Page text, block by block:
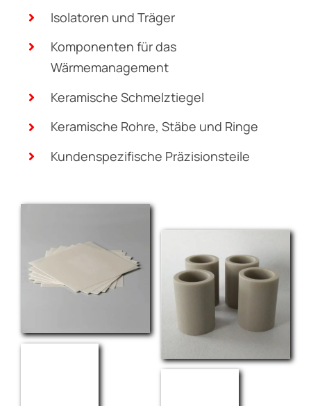
Substrate für elektronische
Kühlkörper und Wärmespreizer
Halbleiterbauteile
Isolatoren und Träger
Komponenten für das
Wärmemanagement
Keramische Schmelztiegel
Keramische Rohre, Stäbe und Ringe
Kundenspezifische Präzisionsteile